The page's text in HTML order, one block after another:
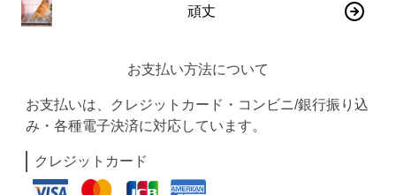
頑丈
お支払い方法について
お支払いは、クレジットカード・コンビニ/銀行振り込
み・各種電子決済に対応しています。
クレジットカード